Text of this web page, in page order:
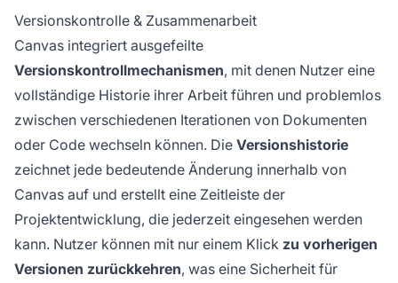
Versionskontrolle & Zusammenarbeit
Canvas integriert ausgefeilte
Versionskontrollmechanismen, mit denen Nutzer eine
vollständige Historie ihrer Arbeit führen und problemlos
zwischen verschiedenen Iterationen von Dokumenten
oder Code wechseln können. Die Versionshistorie
zeichnet jede bedeutende Änderung innerhalb von
Canvas auf und erstellt eine Zeitleiste der
Projektentwicklung, die jederzeit eingesehen werden
kann. Nutzer können mit nur einem Klick zu vorherigen
Versionen zurückkehren, was eine Sicherheit für